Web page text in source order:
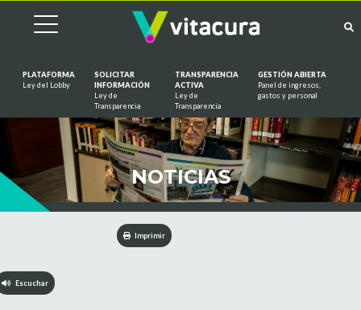
PLATAFORMA
Ley del Lobby
SOLICITAR
INFORMACIÓN
Ley de
Transparencia
TRANSPARENCIA
ACTIVA
Ley de
Transparencia
GESTIÓN ABIERTA
Panel de ingresos,
gastos y personal
NOTICIAS
Imprimir
Escuchar